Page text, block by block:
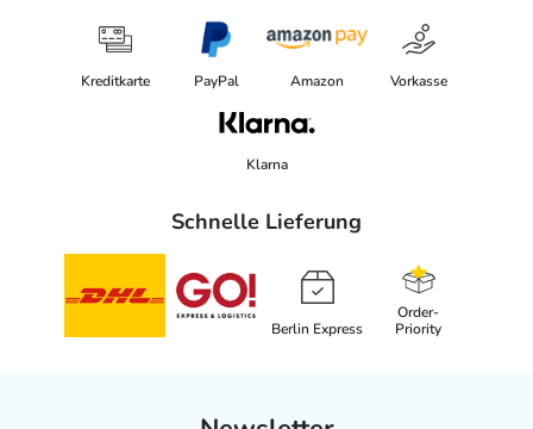
Kreditkarte PayPal Amazon Vorkasse
Klarna
Schnelle Lieferung
Berlin Express
Order-
Priority